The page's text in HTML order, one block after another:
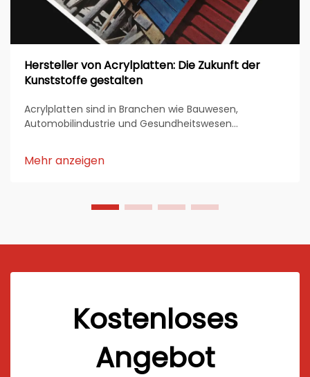
Hersteller von Acrylplatten: Die Zukunft der
Kunststoffe gestalten
Acrylplatten sind in Branchen wie Bauwesen,
Automobilindustrie und Gesundheitswesen
und Vielseitigkeit machen sie zu einem bevorzugten
Material für verschiedene Anwendungen. Hersteller
Mehr anzeigen
Kostenloses
Angebot